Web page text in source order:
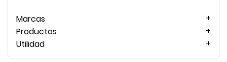
Marcas
Productos
Utilidad